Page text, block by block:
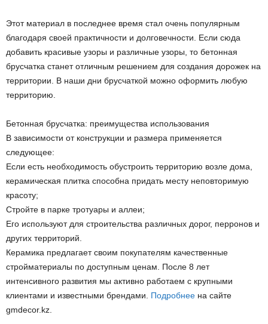
Этот материал в последнее время стал очень популярным
благодаря своей практичности и долговечности. Если сюда
добавить красивые узоры и различные узоры, то бетонная
брусчатка станет отличным решением для создания дорожек на
территории. В наши дни брусчаткой можно оформить любую
территорию.
Бетонная брусчатка: преимущества использования
В зависимости от конструкции и размера применяется
следующее:
Если есть необходимость обустроить территорию возле дома,
керамическая плитка способна придать месту неповторимую
красоту;
Стройте в парке тротуары и аллеи;
Его используют для строительства различных дорог, перронов и
других территорий.
Керамика предлагает своим покупателям качественные
стройматериалы по доступным ценам. После 8 лет
интенсивного развития мы активно работаем с крупными
клиентами и известными брендами. Подробнее на сайте
gmdecor.kz.